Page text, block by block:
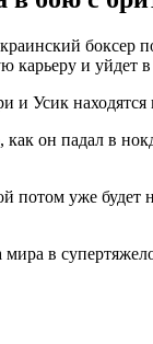
боксер
карьеру и уйдет
и Усик находятся
он падал в
потом уже будет
в